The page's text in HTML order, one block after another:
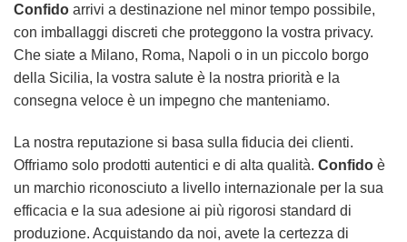
Confido arrivi a destinazione nel minor tempo possibile,
con imballaggi discreti che proteggono la vostra privacy.
Che siate a Milano, Roma, Napoli o in un piccolo borgo
della Sicilia, la vostra salute è la nostra priorità e la
consegna veloce è un impegno che manteniamo.
La nostra reputazione si basa sulla fiducia dei clienti.
Offriamo solo prodotti autentici e di alta qualità. Confido è
un marchio riconosciuto a livello internazionale per la sua
efficacia e la sua adesione ai più rigorosi standard di
produzione. Acquistando da noi, avete la certezza di